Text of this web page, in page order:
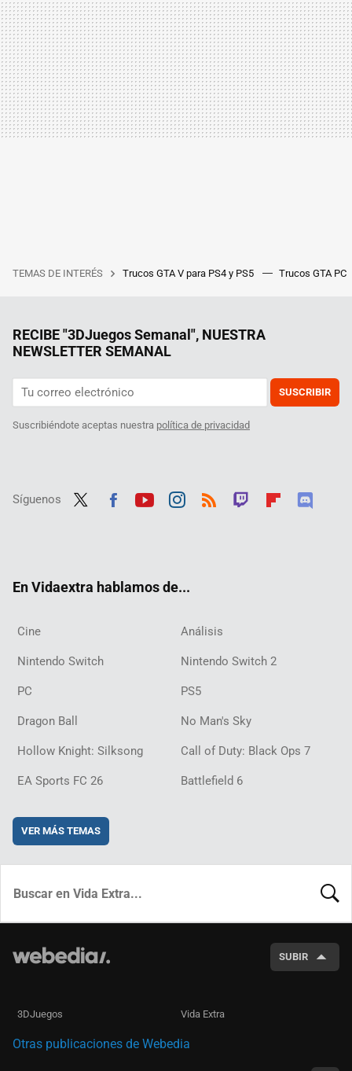
TEMAS DE INTERÉS Trucos GTA V para PS4 y PS5 Trucos GTA PC
RECIBE "3DJuegos Semanal", NUESTRA
NEWSLETTER SEMANAL
SUSCRIBIR
Suscribiéndote aceptas nuestra política de privacidad
Síguenos
En Vidaextra hablamos de...
Cine Análisis
Nintendo Switch Nintendo Switch 2
PC PS5
Dragon Ball No Man's Sky
Hollow Knight: Silksong Call of Duty: Black Ops 7
EA Sports FC 26 Battlefield 6
VER MÁS TEMAS
SUBIR
3DJuegos Vida Extra
Otras publicaciones de Webedia